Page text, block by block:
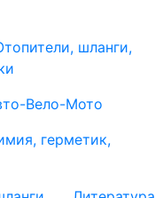
шланги,
Вело-Мото
герметик,